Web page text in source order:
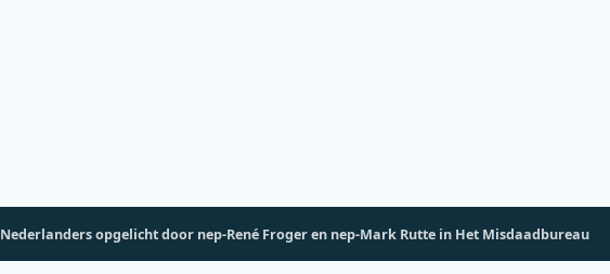
Nederlanders opgelicht door nep-René Froger en nep-Mark Rutte in Het Misdaadbureau